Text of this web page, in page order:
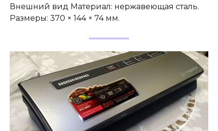
Внешний вид Материал: нержавеющая сталь.
Размеры: 370 × 144 × 74 мм.